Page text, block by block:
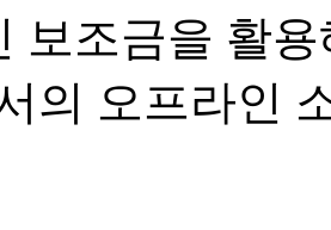
보조금을 활
의 오프라인